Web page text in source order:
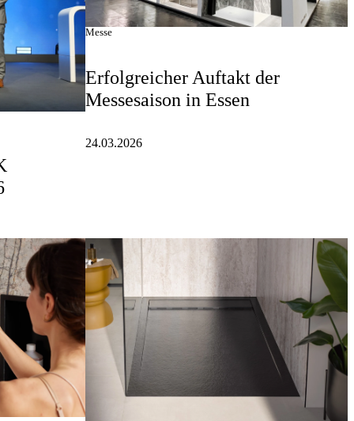
Messe
Erfolgreicher Auftakt der
Messesaison in Essen
24.03.2026